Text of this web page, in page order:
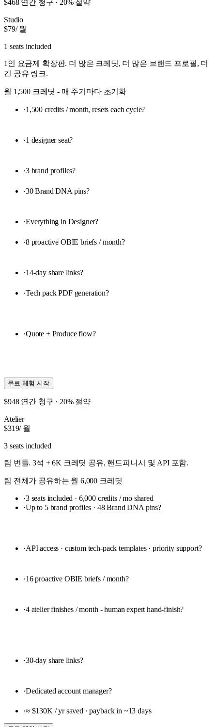
$468 연간 청구 · 20% 절약
Studio
$79/ 월
1 seats included
1인 요금제 확장판. 더 많은 크레딧, 더 많은 브랜드 프로필, 더
긴 공유 링크.
월 1,500 크레딧 - 매 주기마다 초기화
·1,500 credits / month, resets each cycle?
·1 designer seat?
·3 brand profiles?
·30 Brand DNA pins?
·Everything in Designer?
·8 proactive OBIE briefs / month?
·14-day share links?
·Tech pack PDF generation?
·Quote + Produce flow?
무료 체험 시작
$948 연간 청구 · 20% 절약
Atelier
$319/ 월
3 seats included
팀 번들. 3석 + 6K 크레딧 공유, 핸드피니시 및 API 포함.
팀 전체가 공유하는 월 6,000 크레딧
·3 seats included · 6,000 credits / mo shared
·Up to 5 brand profiles · 48 Brand DNA pins?
·API access · custom tech-pack templates · priority support?
·16 proactive OBIE briefs / month?
·4 atelier finishes / month - human expert hand-finish?
·30-day share links?
·Dedicated account manager?
·≈ $130K / yr saved · payback in ~13 days